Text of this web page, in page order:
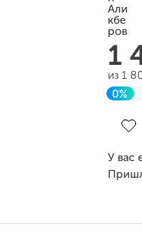
1
из 1
0%
У вас